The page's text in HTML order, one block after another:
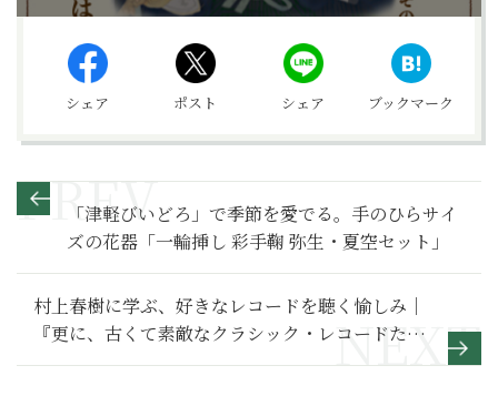
シェア ポスト シェア ブックマーク
「津軽びいどろ」で季節を愛でる。手のひらサイ
ズの花器「一輪挿し 彩手鞠 弥生・夏空セット」
村上春樹に学ぶ、好きなレコードを聴く愉しみ｜
『更に、古くて素敵なクラシック・レコードた
ち』